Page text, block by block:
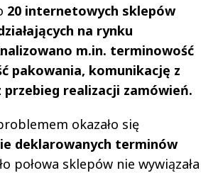
20 internetowych sklepów
na rynku
m.in. terminowość
pakowania, komunikację z
realizacji zamówień.
okazało się
deklarowanych terminów
połowa sklepów nie wywiązała